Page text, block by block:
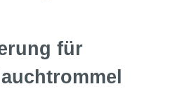
für